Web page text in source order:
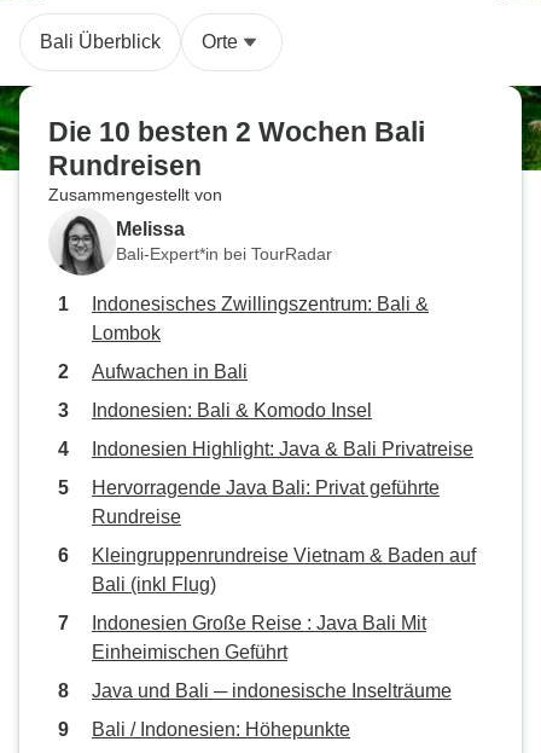
Bali Überblick Orte
Die 10 besten 2 Wochen Bali
Rundreisen
Zusammengestellt von
Melissa
Bali-Expert*in bei TourRadar
Indonesisches Zwillingszentrum: Bali &
Lombok
Aufwachen in Bali
Indonesien: Bali & Komodo Insel
Indonesien Highlight: Java & Bali Privatreise
Hervorragende Java Bali: Privat geführte
Rundreise
Kleingruppenrundreise Vietnam & Baden auf
Bali (inkl Flug)
Indonesien Große Reise : Java Bali Mit
Einheimischen Geführt
Java und Bali ─ indonesische Inselträume
Bali / Indonesien: Höhepunkte